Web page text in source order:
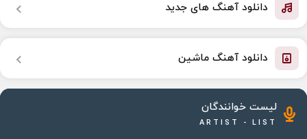
دانلود آهنگ های جدید
دانلود آهنگ ماشین
لیست خوانندگان
ARTIST - LIST